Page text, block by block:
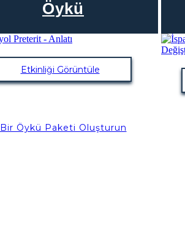
Öykü
Etkinliği Görüntüle
Bir Öykü Paketi Oluşturun